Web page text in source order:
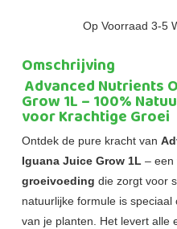
Op Voorraad 3-5
Omschrijving
Advanced Nutrients
Grow 1L – 100%
voor Krachtige Groei
Ontdek de pure kracht van
Iguana Juice Grow 1L– een
groeivoeding die zorgt voor
natuurlijke formule is speciaal
van je planten. Het levert alle